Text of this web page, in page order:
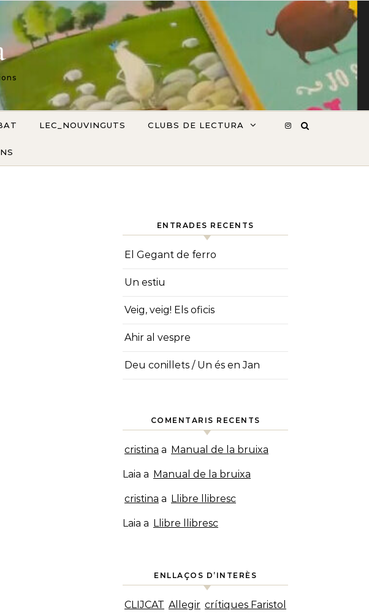
LEC_NOUVINGUTS CLUBS DE LECTURA
ENTRADES RECENTS
El Gegant de ferro
Un estiu
Veig, veig! Els oficis
Ahir al vespre
Deu conillets / Un és en Jan
COMENTARIS RECENTS
cristina a Manual de la bruixa
Laia a Manual de la bruixa
cristina a Llibre llibresc
Laia a Llibre llibresc
ENLLAÇOS D’INTERÈS
CLIJCAT Allegir crítiques Faristol